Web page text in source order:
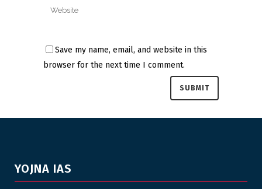
Save my name, email, and website in this
browser for the next time I comment.
YOJNA IAS